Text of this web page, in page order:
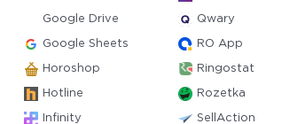
Google Drive Qwary
Google Sheets RO App
Horoshop Ringostat
Hotline Rozetka
Infinity SellAction